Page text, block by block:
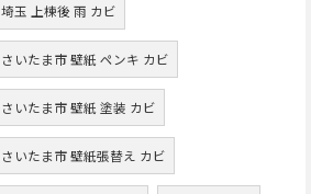
埼玉 上棟後 雨 カビ
さいたま市 壁紙 ペンキ カビ
さいたま市 壁紙 塗装 カビ
さいたま市 壁紙張替え カビ